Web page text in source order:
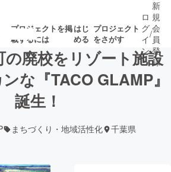
プロジェクトを掲
載するには
はじ
める
プロジェクト
をさがす
目の新着プロ 募集終了が近いプ
ロ
グ
イ
ン
/
新
規
会
員
登
録
の廃校をリゾート施設
な『TACO GLAMP』
誕生！
まちづくり・地域活性化 千葉県